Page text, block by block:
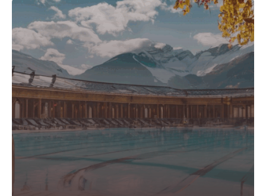
4 juillet 2025